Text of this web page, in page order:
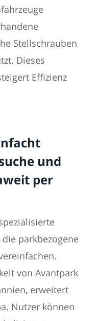
Stellschrauben
Dieses
Effizienz
und
per
parkbezogene
von Avantpark
erweitert
Nutzer können